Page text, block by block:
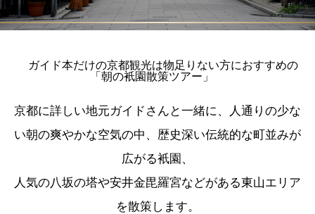
ガイド本だけの京都観光は物足りない方におすすめの
「朝の衹園散策ツアー」
京都に詳しい地元ガイドさんと一緒に、人通りの少な
い朝の爽やかな空気の中、歴史深い伝統的な町並みが
広がる衹園、
人気の八坂の塔や安井金毘羅宮などがある東山エリア
を散策します。